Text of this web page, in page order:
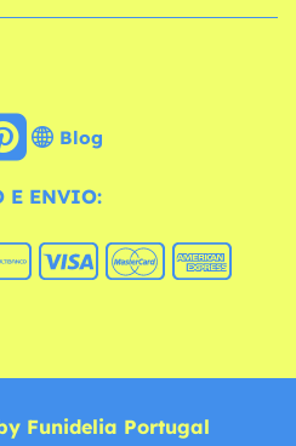
Blog
E ENVIO:
Funidelia Portugal